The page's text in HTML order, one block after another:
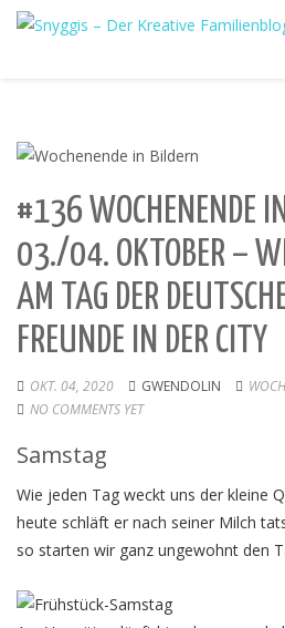
#136 WOCHENENDE
03./04. OKTOBER –
AM TAG DER
FREUNDE IN DER CITY
OKT. 04, 2020 GWENDOLIN
NO COMMENTS YET
Samstag
Wie jeden Tag weckt uns der kleine
heute schläft er nach seiner Milch
so starten wir ganz ungewohnt den